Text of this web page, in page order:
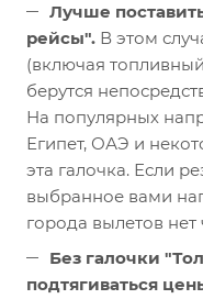
Лучше
рейсы". В этом
(включая топливный
берутся
На популярных
Египет, ОАЭ и
эта галочка. Если
выбранное вами
города вылетов
Без галочки
подтягиваться